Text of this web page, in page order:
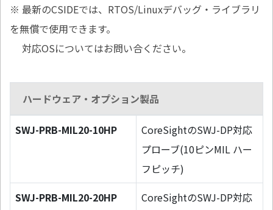
※ 最新のCSIDEでは、RTOS/Linuxデバッグ・ライブラリ
を無償で使用できます。
対応OSについてはお問い合ください。
ハードウェア・オプション製品
SWJ-PRB-MIL20-10HP
CoreSightのSWJ-DP対応
プローブ(10ピンMIL ハー
フピッチ)
SWJ-PRB-MIL20-20HP
CoreSightのSWJ-DP対応